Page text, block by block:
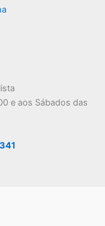
e aos Sábados das